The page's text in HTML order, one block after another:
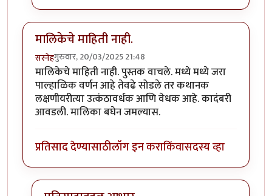
मालिकेचे माहिती नाही.
सस्नेहगुरुवार, 20/03/2025 21:48
मालिकेचे माहिती नाही. पुस्तक वाचले. मध्ये मध्ये जरा
पाल्हाळिक वर्णन आहे तेवढे सोडले तर कथानक
लक्षणीयरीत्या उत्कंठावर्धक आणि वेधक आहे. कादंबरी
आवडली. मालिका बघेन जमल्यास.
प्रतिसाद देण्यासाठीलॉग इन कराकिंवासदस्य व्हा